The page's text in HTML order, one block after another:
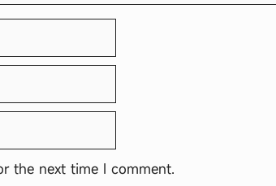
the next time I comment.